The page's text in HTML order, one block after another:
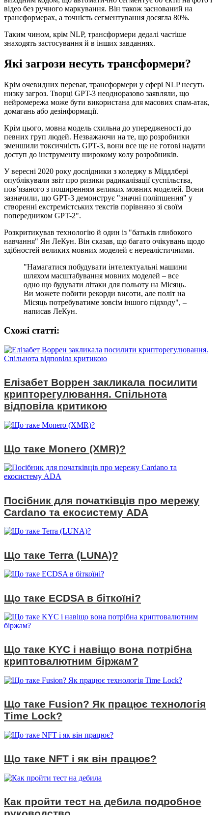
відео без ручного маркування. Він також заснований на
трансформерах, а точність сегментування досягла 80%.
Таким чином, крім NLP, трансформери дедалі частіше
знаходять застосування й в інших завданнях.
Які загрози несуть трансформери?
Крім очевидних переваг, трансформери у сфері NLP несуть
низку загроз. Творці GPT-3 неодноразово заявляли, що
нейромережа може бути використана для масових спам-атак,
домагань або дезінформації.
Крім цього, мовна модель схильна до упередженості до
певних груп людей. Незважаючи на те, що розробники
зменшили токсичність GPT-3, вони все ще не готові надати
доступ до інструменту широкому колу розробників.
У вересні 2020 року дослідники з коледжу в Міддлбері
опублікували звіт про ризики радикалізації суспільства,
пов’язаного з поширенням великих мовних моделей. Вони
зазначили, що GPT-3 демонструє "значні поліпшення" у
створенні екстремістських текстів порівняно зі своїм
попередником GPT-2".
Розкритикував технологію й один із "батьків глибокого
навчання" Ян ЛеКун. Він сказав, що багато очікувань щодо
здібностей великих мовних моделей є нереалістичними.
"Намагатися побудувати інтелектуальні машини
шляхом масштабування мовних моделей – все
одно що будувати літаки для польоту на Місяць.
Ви можете побити рекорди висоти, але політ на
Місяць потребуватиме зовсім іншого підходу", –
написав ЛеКун.
Схожі статтi:
Елізабет Воррен закликала посилити
крипторегулювання. Спільнота
відповіла критикою
Що таке Monero (XMR)?
Посібник для початківців про мережу
Cardano та екосистему ADA
Що таке Terra (LUNA)?
Що таке ECDSA в біткоїні?
Що таке KYC і навіщо вона потрібна
криптовалютним біржам?
Що таке Fusion? Як працює технологія
Time Lock?
Що таке NFT і як він працює?
Как пройти тест на дебила подробное